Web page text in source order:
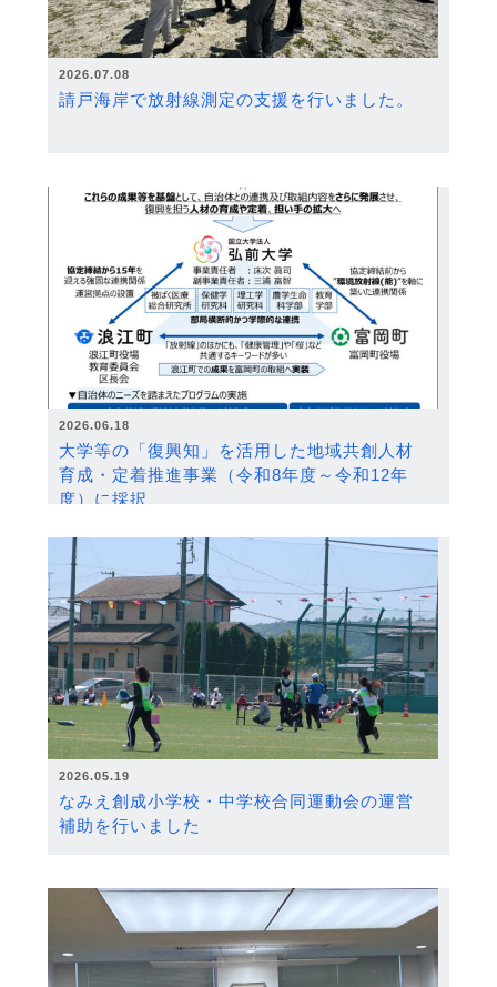
2026.07.08
請戸海岸で放射線測定の支援を行いました。
2026.06.18
大学等の「復興知」を活用した地域共創人材
育成・定着推進事業（令和8年度～令和12年
度）に採択
2026.05.19
なみえ創成小学校・中学校合同運動会の運営
補助を行いました